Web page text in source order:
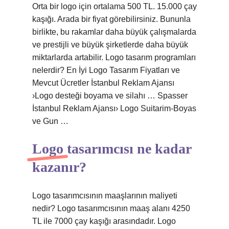
Orta bir logo için ortalama 500 TL. 15.000 çay
kaşığı. Arada bir fiyat görebilirsiniz. Bununla
birlikte, bu rakamlar daha büyük çalışmalarda
ve prestijli ve büyük şirketlerde daha büyük
miktarlarda artabilir. Logo tasarım programları
nelerdir? En İyi Logo Tasarım Fiyatları ve
Mevcut Ücretler İstanbul Reklam Ajansı
›Logo desteği boyama ve silahı … Spasser
İstanbul Reklam Ajansı› Logo Suitarim-Boyas
ve Gun …
Logo tasarımcısı ne kadar
kazanır?
Logo tasarımcısının maaşlarının maliyeti
nedir? Logo tasarımcısının maaş alanı 4250
TL ile 7000 çay kaşığı arasındadır. Logo